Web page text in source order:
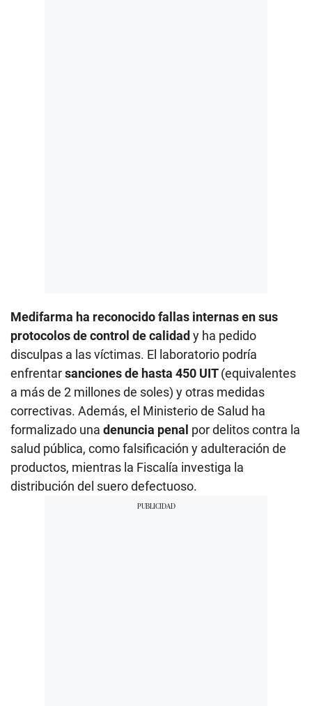
Medifarma ha reconocido fallas internas en sus
protocolos de control de calidad y ha pedido
disculpas a las víctimas. El laboratorio podría
enfrentarsanciones de hasta 450 UIT(equivalentes
a más de 2 millones de soles) y otras medidas
correctivas. Además, el Ministerio de Salud ha
formalizado una denuncia penal por delitos contra la
salud pública, como falsificación y adulteración de
productos, mientras la Fiscalía investiga la
distribución del suero defectuoso.